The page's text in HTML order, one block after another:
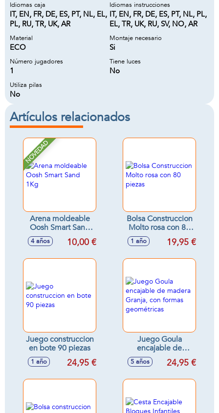
Idiomas caja
IT, EN, FR, DE, ES, PT, NL, EL,
PL, RU, TR, UK, AR
Idiomas instrucciones
IT, EN, FR, DE, ES, PT, NL, PL,
EL, TR, UK, RU, SV, NO, AR
Material
ECO
Montaje necesario
Si
Número jugadores
1
Tiene luces
No
Utiliza pilas
No
Artículos relacionados
NOVEDAD
Arena moldeable
Oosh Smart Sand
1Kg
4 años 10,00 €
Bolsa Construccion
Molto rosa con 80
piezas
1 año 19,95 €
Juego construccion
en bote 90 piezas
1 año 24,95 €
Juego Goula
encajable de
madera Granja, con
formas geométricas
5 años 24,95 €